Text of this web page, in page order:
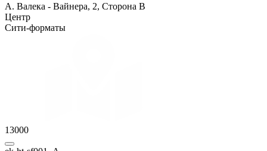
А. Валека - Вайнера, 2, Сторона B
Центр
Сити-форматы
13000